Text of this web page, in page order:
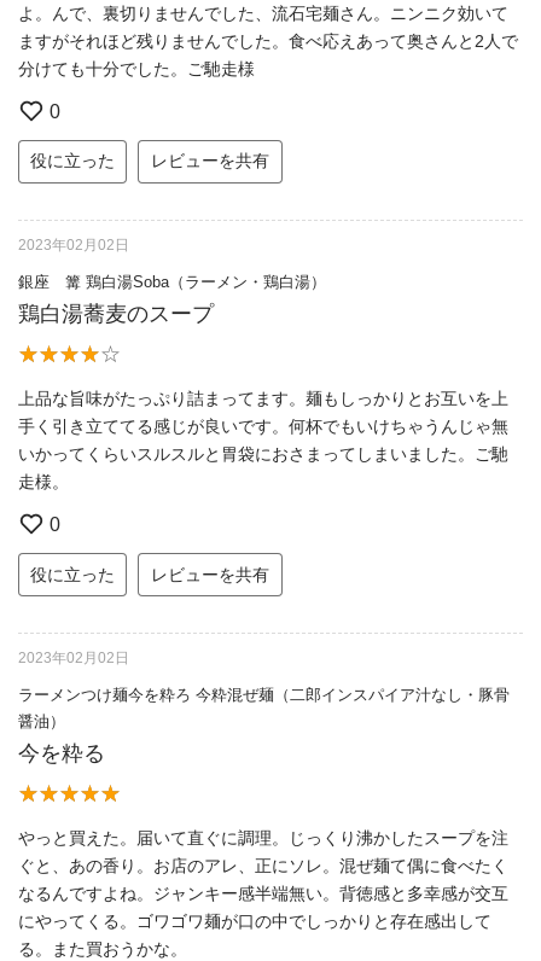
よ。んで、裏切りませんでした、流石宅麺さん。ニンニク効いて
ますがそれほど残りませんでした。食べ応えあって奥さんと2人で
分けても十分でした。ご馳走様
0
役に立った レビューを共有
2023年02月02日
銀座 篝 鶏白湯Soba（ラーメン・鶏白湯）
鶏白湯蕎麦のスープ
上品な旨味がたっぷり詰まってます。麺もしっかりとお互いを上
手く引き立ててる感じが良いです。何杯でもいけちゃうんじゃ無
いかってくらいスルスルと胃袋におさまってしまいました。ご馳
走様。
0
役に立った レビューを共有
2023年02月02日
ラーメンつけ麺今を粋ろ 今粋混ぜ麺（二郎インスパイア汁なし・豚骨
醤油）
今を粋る
やっと買えた。届いて直ぐに調理。じっくり沸かしたスープを注
ぐと、あの香り。お店のアレ、正にソレ。混ぜ麺て偶に食べたく
なるんですよね。ジャンキー感半端無い。背徳感と多幸感が交互
にやってくる。ゴワゴワ麺が口の中でしっかりと存在感出して
る。また買おうかな。